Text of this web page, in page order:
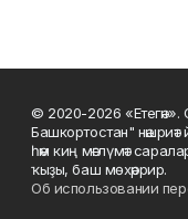
© 2020-2026
Башкортостан" нәшриәт
һәм киң мәғлүмәт
ҡыҙы, баш мөхәррир.
Об использовании